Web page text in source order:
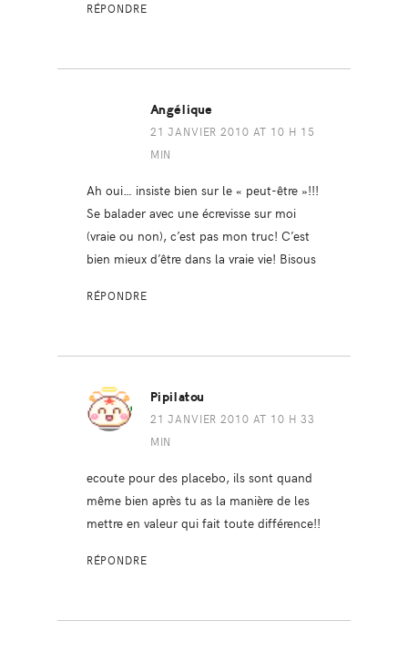
RÉPONDRE
Angélique
21 JANVIER 2010 AT 10 H 15
MIN
Ah oui… insiste bien sur le « peut-être »!!!
Se balader avec une écrevisse sur moi
(vraie ou non), c’est pas mon truc! C’est
bien mieux d’être dans la vraie vie! Bisous
RÉPONDRE
Pipilatou
21 JANVIER 2010 AT 10 H 33
MIN
ecoute pour des placebo, ils sont quand
même bien après tu as la manière de les
mettre en valeur qui fait toute différence!!
RÉPONDRE